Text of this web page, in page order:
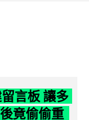
言板 讓多
竟偷偷重